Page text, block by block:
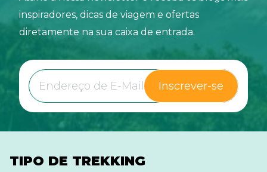
inspiradores, dicas de viagem e ofertas
diretamente na sua caixa de entrada.
Inscrever-se
TIPO DE TREKKING